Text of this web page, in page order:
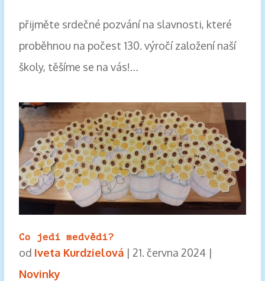
přijměte srdečné pozvání na slavnosti, které
proběhnou na počest 130. výročí založení naší
školy, těšíme se na vás!…
Co jedí medvědi?
od Iveta Kurdzielová| 21. června 2024 |
Novinky